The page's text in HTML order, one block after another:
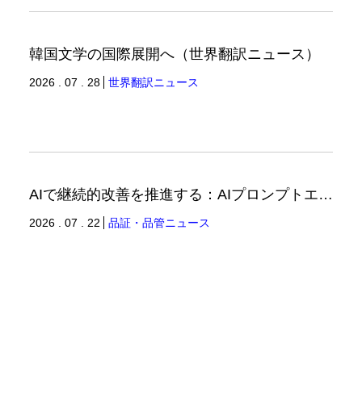
韓国文学の国際展開へ（世界翻訳ニュース）
2026 . 07 . 28 世界翻訳ニュース
AIで継続的改善を推進する：AIプロンプトエンジニアリングへの品質思考の適用-2（品証品管ニュース）
2026 . 07 . 22 品証・品管ニュース